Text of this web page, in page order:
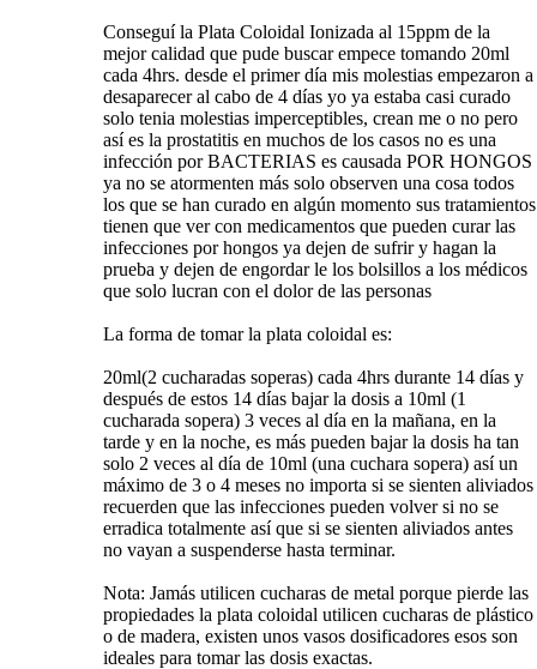
Conseguí la Plata Coloidal Ionizada al 15ppm de la
mejor calidad que pude buscar empece tomando 20ml
cada 4hrs. desde el primer día mis molestias empezaron a
desaparecer al cabo de 4 días yo ya estaba casi curado
solo tenia molestias imperceptibles, crean me o no pero
así es la prostatitis en muchos de los casos no es una
infección por BACTERIAS es causada POR HONGOS
ya no se atormenten más solo observen una cosa todos
los que se han curado en algún momento sus tratamientos
tienen que ver con medicamentos que pueden curar las
infecciones por hongos ya dejen de sufrir y hagan la
prueba y dejen de engordar le los bolsillos a los médicos
que solo lucran con el dolor de las personas
La forma de tomar la plata coloidal es:
20ml(2 cucharadas soperas) cada 4hrs durante 14 días y
después de estos 14 días bajar la dosis a 10ml (1
cucharada sopera) 3 veces al día en la mañana, en la
tarde y en la noche, es más pueden bajar la dosis ha tan
solo 2 veces al día de 10ml (una cuchara sopera) así un
máximo de 3 o 4 meses no importa si se sienten aliviados
recuerden que las infecciones pueden volver si no se
erradica totalmente así que si se sienten aliviados antes
no vayan a suspenderse hasta terminar.
Nota: Jamás utilicen cucharas de metal porque pierde las
propiedades la plata coloidal utilicen cucharas de plástico
o de madera, existen unos vasos dosificadores esos son
ideales para tomar las dosis exactas.